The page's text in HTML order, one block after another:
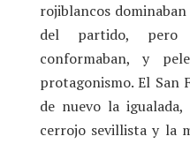
rojiblancos
del partido, pero
conformaban, y
protagonismo. El San
de nuevo la
cerrojo sevillista y la